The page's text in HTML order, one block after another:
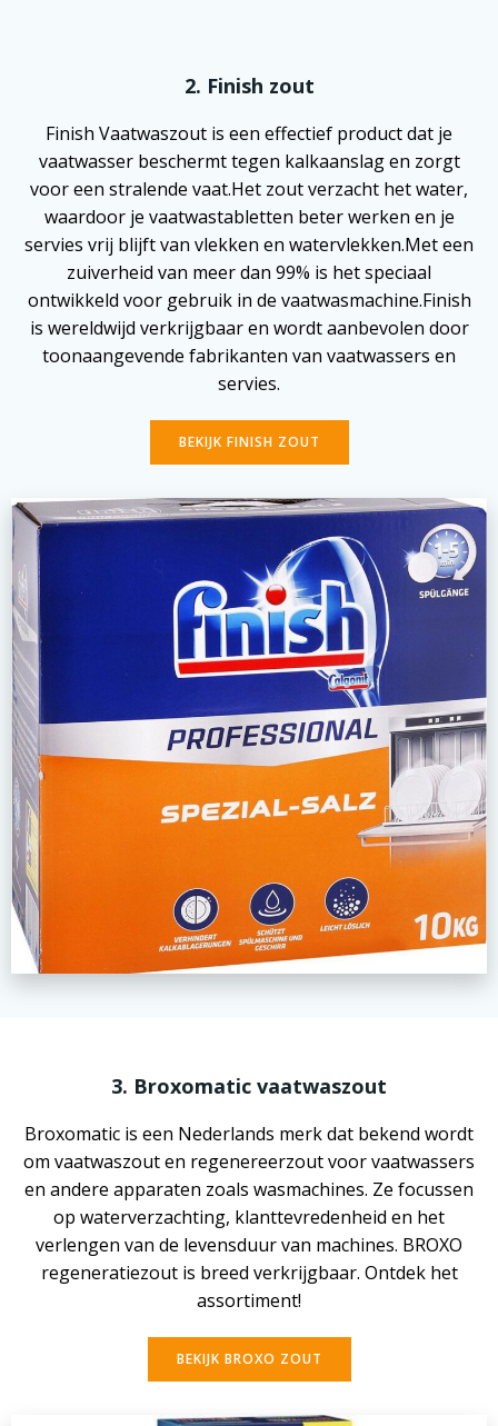
2. Finish zout
Finish Vaatwaszout is een effectief product dat je
vaatwasser beschermt tegen kalkaanslag en zorgt
voor een stralende vaat.Het zout verzacht het water,
waardoor je vaatwastabletten beter werken en je
servies vrij blijft van vlekken en watervlekken.Met een
zuiverheid van meer dan 99% is het speciaal
ontwikkeld voor gebruik in de vaatwasmachine.Finish
is wereldwijd verkrijgbaar en wordt aanbevolen door
toonaangevende fabrikanten van vaatwassers en
servies.
BEKIJK FINISH ZOUT
3. Broxomatic vaatwaszout
Broxomatic is een Nederlands merk dat bekend wordt
om vaatwaszout en regenereerzout voor vaatwassers
en andere apparaten zoals wasmachines. Ze focussen
op waterverzachting, klanttevredenheid en het
verlengen van de levensduur van machines. BROXO
regeneratiezout is breed verkrijgbaar. Ontdek het
assortiment!
BEKIJK BROXO ZOUT